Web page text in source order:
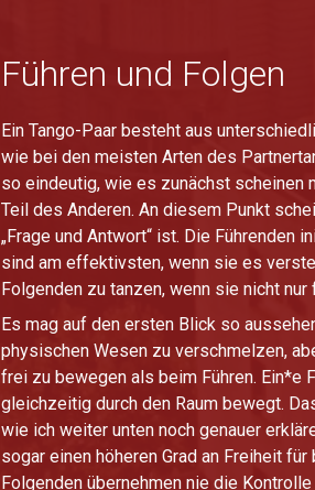
Führen und Folgen
Ein Tango-Paar besteht aus
wie bei den meisten Arten des
so eindeutig, wie es zunächst scheinen
Teil des Anderen. An diesem Punkt
„Frage und Antwort“ ist. Die Führenden
sind am effektivsten, wenn sie es
Folgenden zu tanzen, wenn sie nicht
Es mag auf den ersten Blick so
physischen Wesen zu verschmelzen,
frei zu bewegen als beim Führen. Ein*e
gleichzeitig durch den Raum bewegt.
wie ich weiter unten noch genauer
sogar einen höheren Grad an Freiheit
Folgenden übernehmen nie die